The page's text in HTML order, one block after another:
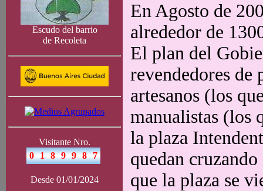
Escudo del barrio
de Recoleta
Visitante Nro.
Desde 01/01/2024
En Agosto de
alrededor de
El plan del
revendedores de
artesanos (los
manualistas (los
la plaza
quedan
que la plaza se